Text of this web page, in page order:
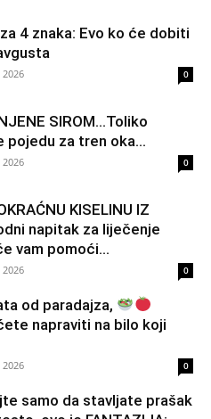
4 znaka: Evo ko će dobiti
0
SIROM…Toliko
pojedu za tren oka…
0
KISELINU IZ
napitak za liječenje
vam pomoći...
0
od paradajza,
napraviti na bilo koji
0
samo da stavljate prašak